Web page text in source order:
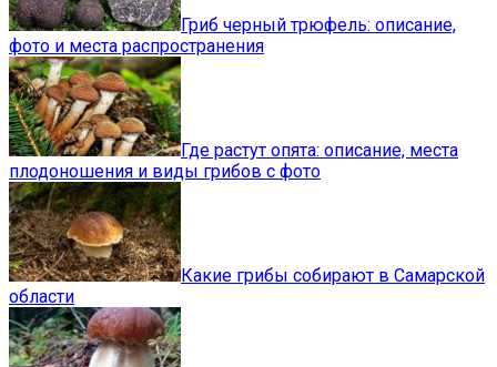
Гриб черный трюфель: описание,
фото и места распространения
Где растут опята: описание, места
плодоношения и виды грибов с фото
Какие грибы собирают в Самарской
области